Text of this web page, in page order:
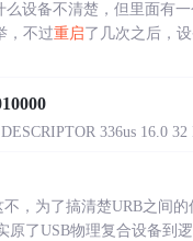
设备不清楚，但里面有
，不过重启了几次之后，
336us 16.0
，为了搞清楚URB之间
原了USB物理复合设备到